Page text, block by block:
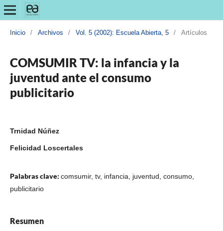
Inicio / Archivos / Vol. 5 (2002): Escuela Abierta, 5 / Artículos
COMSUMIR TV: la infancia y la
juventud ante el consumo
publicitario
Trnidad Núñez
Felicidad Loscertales
Palabras clave: comsumir, tv, infancia, juventud, consumo,
publicitario
Resumen